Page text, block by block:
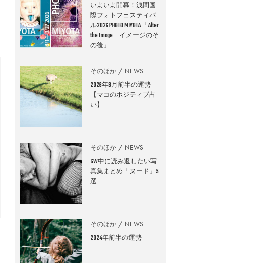
いよいよ開幕！浅間国
際フォトフェスティバ
ル2026 PHOTO MIYOTA 「After
the Image｜イメージのそ
の後」
そのほか NEWS
2026年8月前半の運勢
【マコのポジティブ占
い】
そのほか NEWS
GW中に読み返したい写
真集まとめ「ヌード」5
選
そのほか NEWS
2024年前半の運勢